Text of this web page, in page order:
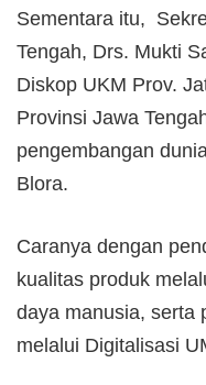
Sementara itu,
Tengah, Drs. Mukti
Diskop UKM Prov.
Provinsi Jawa
pengembangan
Blora.
Caranya dengan
kualitas produk
daya manusia, serta
melalui Digitalisasi